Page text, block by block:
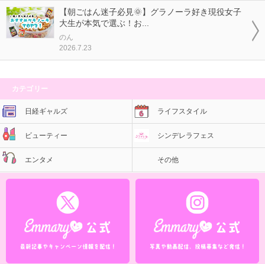
【朝ごはん迷子必見🌞】グラノーラ好き現役女子
大生が本気で選ぶ！お...
のん
2026.7.23
カテゴリー
日経ギャルズ ライフスタイル
ビューティー シンデレラフェス
エンタメ その他